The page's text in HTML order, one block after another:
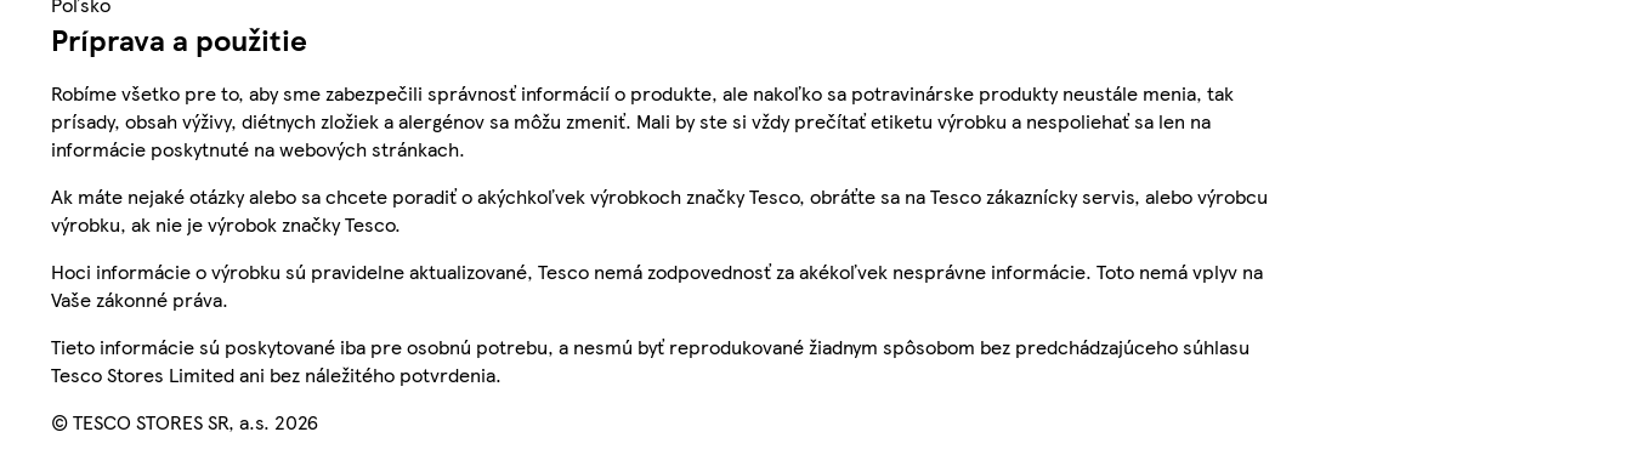
Príprava a použitie
Robíme všetko pre to, aby sme zabezpečili správnosť informácií o produkte, ale nakoľko sa potravinárske produkty neustále menia, tak
prísady, obsah výživy, diétnych zložiek a alergénov sa môžu zmeniť. Mali by ste si vždy prečítať etiketu výrobku a nespoliehať sa len na
informácie poskytnuté na webových stránkach.
Ak máte nejaké otázky alebo sa chcete poradiť o akýchkoľvek výrobkoch značky Tesco, obráťte sa na Tesco zákaznícky servis, alebo výrobcu
výrobku, ak nie je výrobok značky Tesco.
Hoci informácie o výrobku sú pravidelne aktualizované, Tesco nemá zodpovednosť za akékoľvek nesprávne informácie. Toto nemá vplyv na
Vaše zákonné práva.
Tieto informácie sú poskytované iba pre osobnú potrebu, a nesmú byť reprodukované žiadnym spôsobom bez predchádzajúceho súhlasu
Tesco Stores Limited ani bez náležitého potvrdenia.
© TESCO STORES SR, a.s. 2026